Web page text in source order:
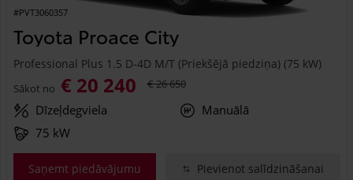
#PVT3060357
Toyota Proace City
Professional Plus 1.5 D-4D M/T (Priekšējā piedziņa) (75 kW)
Sākot no € 20 240 € 26 650
Dīzeļdegviela
Manuālā
75 kW
Saņemt piedāvājumu Pievienot salīdzināšanai